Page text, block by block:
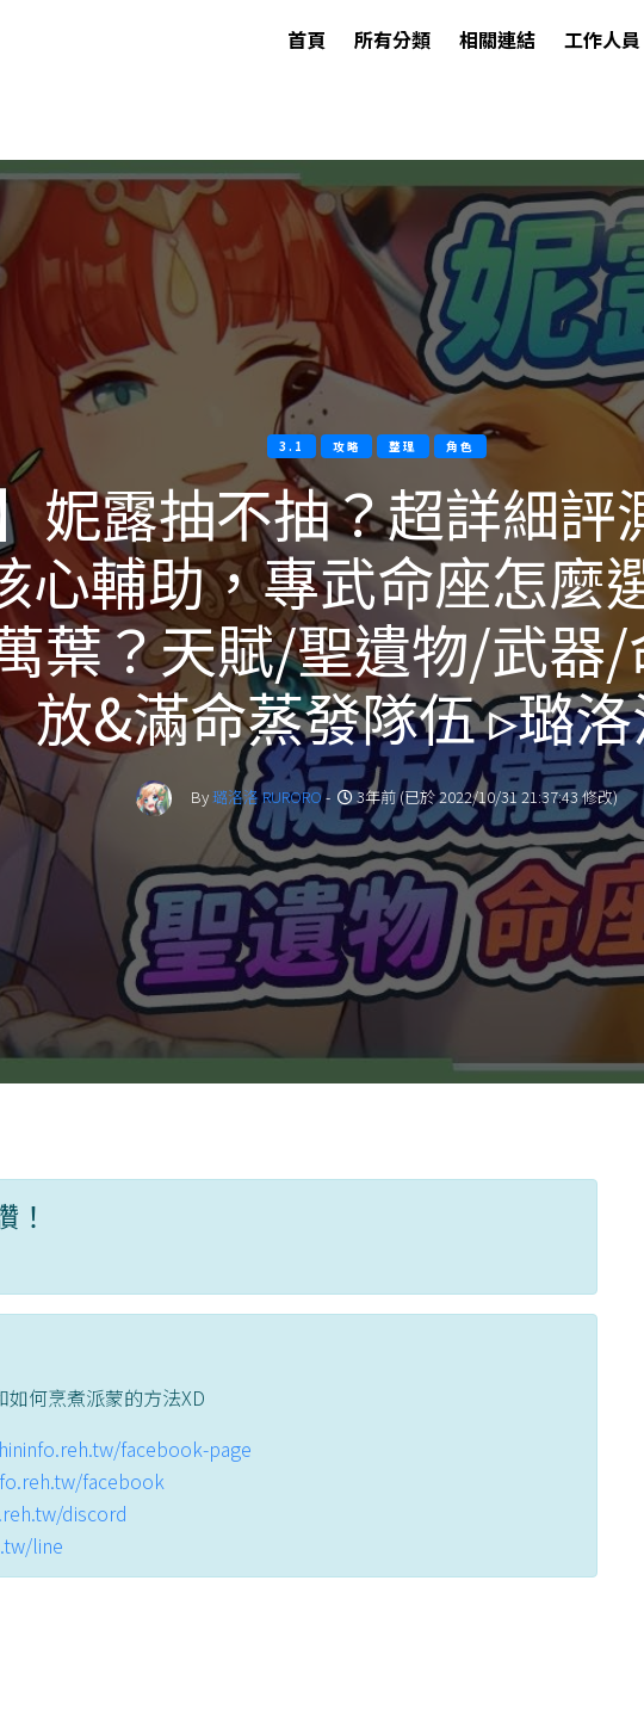
首頁 所有分類 相關連結 工作人員
3.1 攻略 整理 角色
妮露抽不抽？超詳細評
心輔助，專武命座怎麼
葉？天賦/聖遺物/武器
放&滿命蒸發隊伍 ▹璐
By璐洛洛 RURORO- 3年前 (已於 2022/10/31 21:37:43 修改)
！
何烹煮派蒙的方法XD
facebook-page
facebook
discord
line